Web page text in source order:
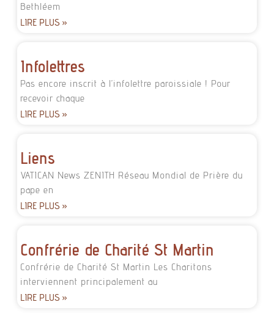
Bethléem
LIRE PLUS »
Infolettres
Pas encore inscrit à l’infolettre paroissiale ! Pour
recevoir chaque
LIRE PLUS »
Liens
VATICAN News ZENITH Réseau Mondial de Prière du
pape en
LIRE PLUS »
Confrérie de Charité St Martin
Confrérie de Charité St Martin Les Charitons
interviennent principalement au
LIRE PLUS »